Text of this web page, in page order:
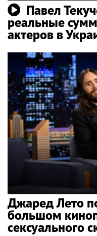
Павел
реальные
актеров в
Джаред Лето
большом
сексуального